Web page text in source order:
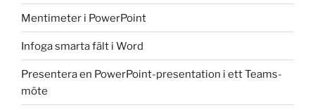
Mentimeter i PowerPoint
Infoga smarta fält i Word
Presentera en PowerPoint-presentation i ett Teams-
möte